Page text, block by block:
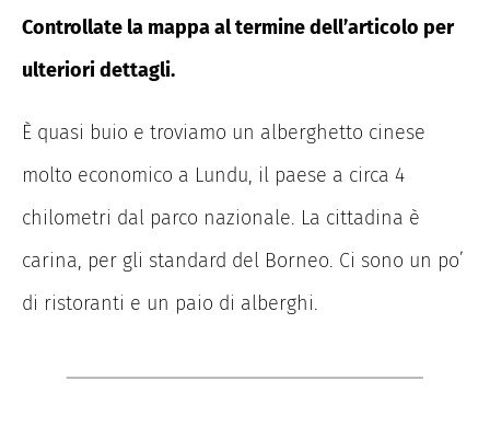
Controllate la mappa al termine dell’articolo per
ulteriori dettagli.
È quasi buio e troviamo un alberghetto cinese
molto economico a Lundu, il paese a circa 4
chilometri dal parco nazionale. La cittadina è
carina, per gli standard del Borneo. Ci sono un po’
di ristoranti e un paio di alberghi.